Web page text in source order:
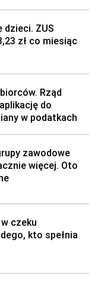
dzieci. ZUS
zł co miesiąc
Rząd
do
w podatkach
zawodowe
więcej. Oto
czeku
kto spełnia